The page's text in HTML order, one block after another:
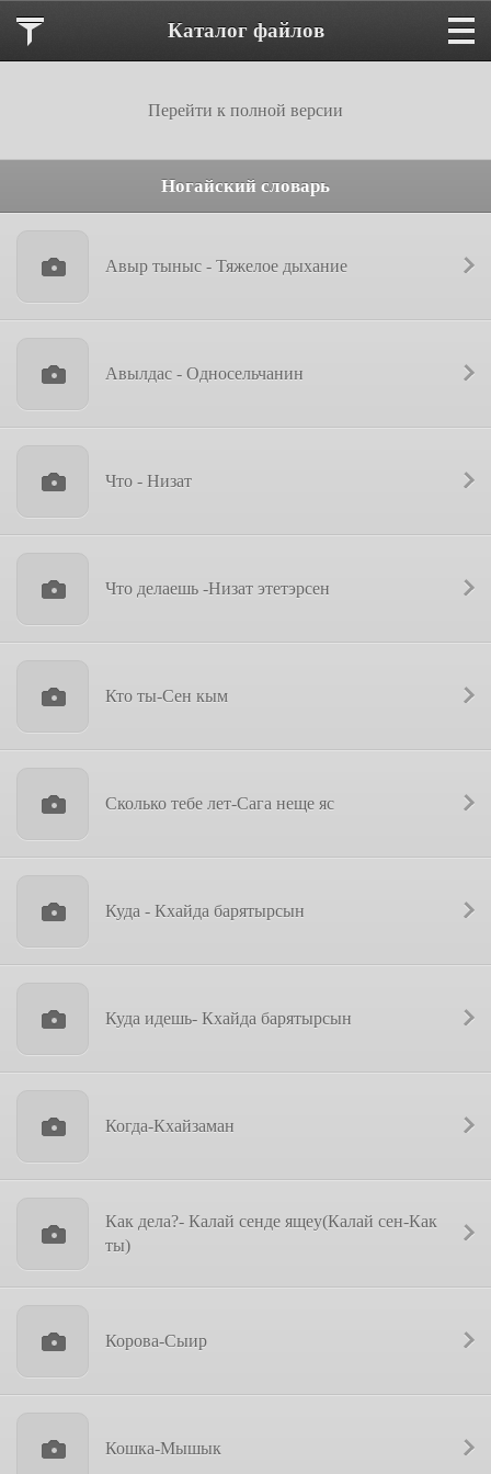
Каталог файлов
Перейти к полной версии
Ногайский словарь
Авыр тыныс - Тяжелое дыхание
Авылдас - Односельчанин
Что - Низат
Что делаешь -Низат этетэрсен
Кто ты-Сен кым
Сколько тебе лет-Сага неще яс
Куда - Кхайда барятырсын
Куда идешь- Кхайда барятырсын
Когда-Кхайзаман
Как дела?- Калай сенде ящеу(Калай сен-Как
ты)
Корова-Сыир
Кошка-Мышык